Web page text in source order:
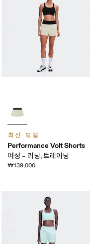
최신 모델
Performance Volt Shorts
여성 – 러닝, 트레이닝
₩139,000